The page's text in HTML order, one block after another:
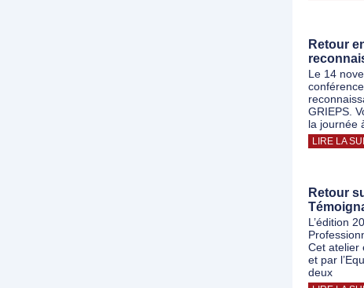
Retour
Le 14
GRIEPS.
la journée
LIRE LA
Retour
L’édition
Cet atelier
et par
deux